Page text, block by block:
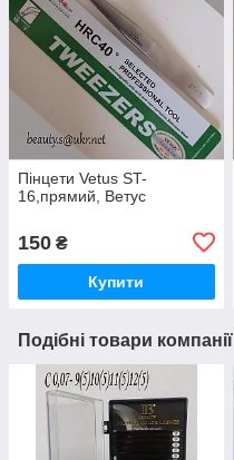
Пінцети Vetus ST-
16,прямий, Ветус
150 ₴
Купити
Подібні товари компанії